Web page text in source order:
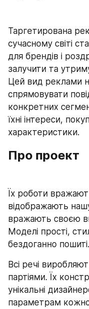
Таргетирована
сучасному світі
для брендів і
залучити та
Цей вид реклами
спрямовувати
конкретних
їхні інтереси,
характеристики.
Про проект
Їх роботи
відображають
вражають своєю
Моделі прості,
бездоганно пошиті.
Всі речі
партіями. Їх
унікальні
параметрам